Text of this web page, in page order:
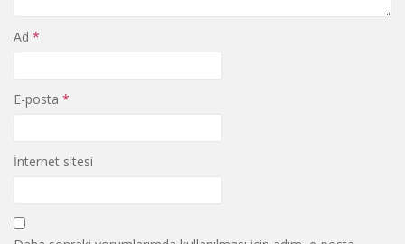
Ad *
E-posta *
İnternet sitesi